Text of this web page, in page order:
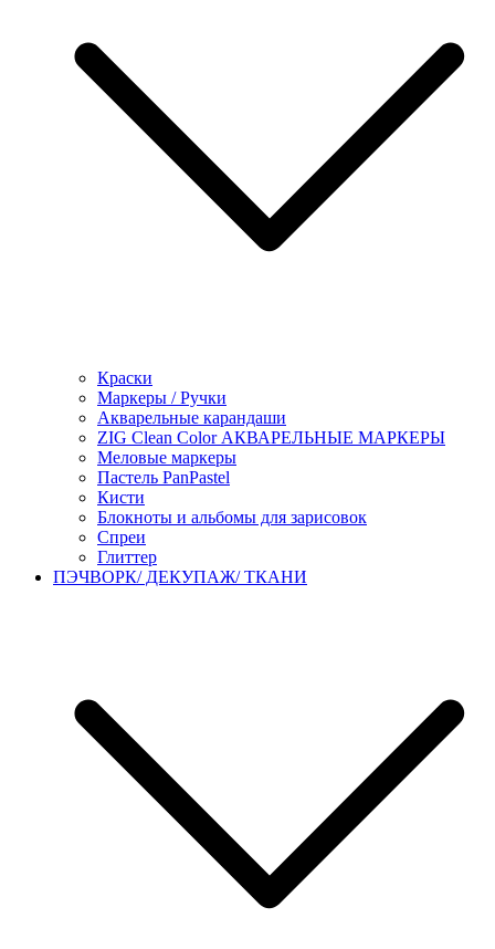
Краски
Маркеры / Ручки
Акварельные карандаши
ZIG Clean Color АКВАРЕЛЬНЫЕ МАРКЕРЫ
Меловые маркеры
Пастель PanPastel
Кисти
Блокноты и альбомы для зарисовок
Спреи
Глиттер
ПЭЧВОРК/ ДЕКУПАЖ/ ТКАНИ